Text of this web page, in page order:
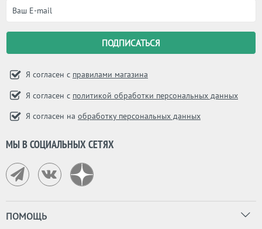
Я согласен с правилами магазина
Я согласен с политикой обработки персональных данных
Я согласен на обработку персональных данных
МЫ В СОЦИАЛЬНЫХ СЕТЯХ
ПОМОЩЬ